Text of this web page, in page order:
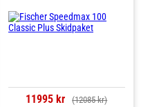
11995 kr (12085 kr)